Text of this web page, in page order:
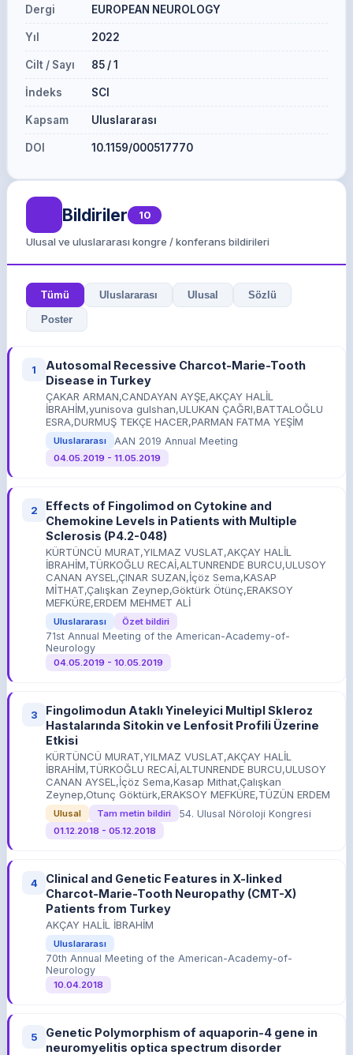
Dergi EUROPEAN NEUROLOGY
Yıl 2022
Cilt / Sayı 85 / 1
İndeks SCI
Kapsam Uluslararası
DOI 10.1159/000517770
Bildiriler 10
Ulusal ve uluslararası kongre / konferans bildirileri
Tümü Uluslararası Ulusal Sözlü
Poster
1
Autosomal Recessive Charcot-Marie-Tooth
Disease in Turkey
ÇAKAR ARMAN,CANDAYAN AYŞE,AKÇAY HALİL
İBRAHİM,yunisova gulshan,ULUKAN ÇAĞRI,BATTALOĞLU
ESRA,DURMUŞ TEKÇE HACER,PARMAN FATMA YEŞİM
Uluslararası AAN 2019 Annual Meeting
04.05.2019 - 11.05.2019
2
Effects of Fingolimod on Cytokine and
Chemokine Levels in Patients with Multiple
Sclerosis (P4.2-048)
KÜRTÜNCÜ MURAT,YILMAZ VUSLAT,AKÇAY HALİL
İBRAHİM,TÜRKOĞLU RECAİ,ALTUNRENDE BURCU,ULUSOY
CANAN AYSEL,ÇINAR SUZAN,İçöz Sema,KASAP
MİTHAT,Çalışkan Zeynep,Göktürk Ötünç,ERAKSOY
MEFKÜRE,ERDEM MEHMET ALİ
Uluslararası Özet bildiri
71st Annual Meeting of the American-Academy-of-
Neurology
04.05.2019 - 10.05.2019
3
Fingolimodun Ataklı Yineleyici Multipl Skleroz
Hastalarında Sitokin ve Lenfosit Profili Üzerine
Etkisi
KÜRTÜNCÜ MURAT,YILMAZ VUSLAT,AKÇAY HALİL
İBRAHİM,TÜRKOĞLU RECAİ,ALTUNRENDE BURCU,ULUSOY
CANAN AYSEL,İçöz Sema,Kasap Mithat,Çalışkan
Zeynep,Otunç Göktürk,ERAKSOY MEFKÜRE,TÜZÜN ERDEM
Ulusal Tam metin bildiri 54. Ulusal Nöroloji Kongresi
01.12.2018 - 05.12.2018
4
Clinical and Genetic Features in X-linked
Charcot-Marie-Tooth Neuropathy (CMT-X)
Patients from Turkey
AKÇAY HALİL İBRAHİM
Uluslararası
70th Annual Meeting of the American-Academy-of-
Neurology
10.04.2018
5
Genetic Polymorphism of aquaporin-4 gene in
neuromyelitis optica spectrum disorder